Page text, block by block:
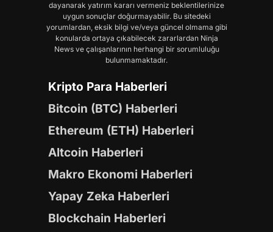
dayanarak yatırım kararı vermeniz beklentilerinize
uygun sonuçlar doğurmayabilir. Bu sitedeki
yorumlardan, eksik bilgi ve/veya güncel olmama gibi
konularda ortaya çıkabilecek zararlardan Ninja
News ve çalışanlarının herhangi bir sorumluluğu
bulunmamaktadır.
Kripto Para Haberleri
Bitcoin (BTC) Haberleri
Ethereum (ETH) Haberleri
Altcoin Haberleri
Makro Ekonomi Haberleri
Yapay Zeka Haberleri
Blockchain Haberleri